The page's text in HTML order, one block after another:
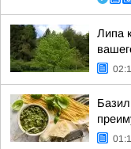
Липа